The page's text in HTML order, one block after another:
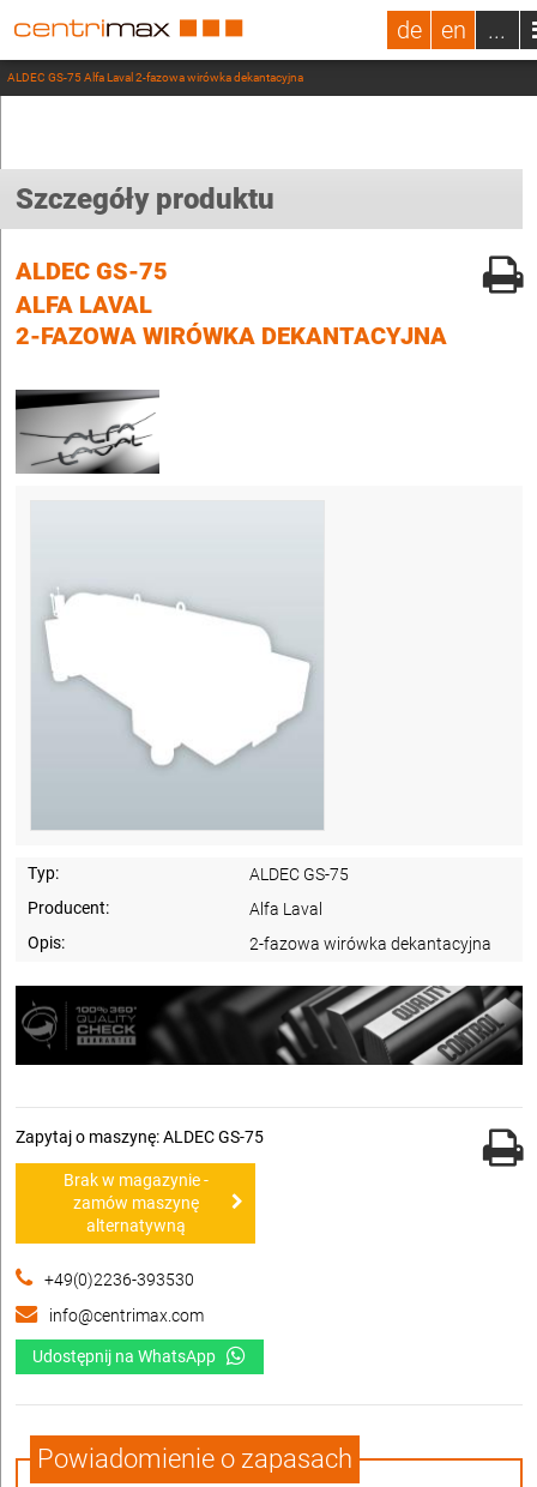
de en ...
ALDEC GS-75 Alfa Laval 2-fazowa wirówka dekantacyjna
Szczegóły produktu
ALDEC GS-75
ALFA LAVAL
2-FAZOWA WIRÓWKA DEKANTACYJNA
Typ:
ALDEC GS-75
Producent:
Alfa Laval
Opis:
2-fazowa wirówka dekantacyjna
Zapytaj o maszynę: ALDEC GS-75
Brak w magazynie -
zamów maszynę
alternatywną
+49(0)2236-393530
info@centrimax.com
Udostępnij na WhatsApp
Powiadomienie o zapasach